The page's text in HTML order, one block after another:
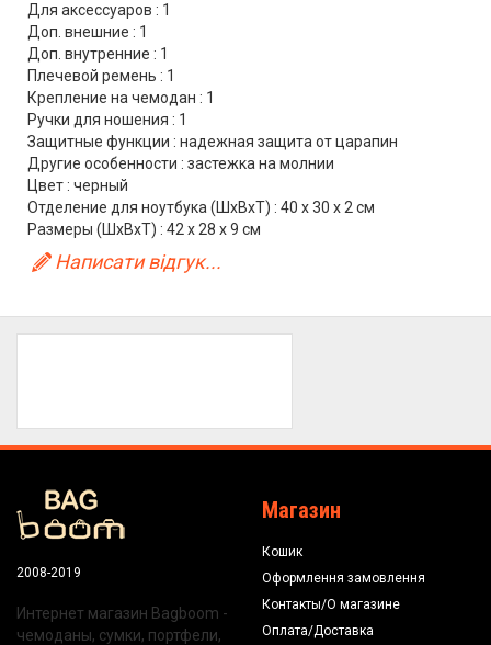
Для аксессуаров : 1
Доп. внешние : 1
Доп. внутренние : 1
Плечевой ремень : 1
Крепление на чемодан : 1
Ручки для ношения : 1
Защитные функции : надежная защита от царапин
Другие особенности : застежка на молнии
Цвет : черный
Отделение для ноутбука (ШхВхТ) : 40 х 30 х 2 см
Размеры (ШхВхТ) : 42 х 28 х 9 см
Написати відгук...
2008-2019
Интернет магазин Bagboom -
чемоданы, сумки, портфели,
Магазин
Кошик
Оформлення замовлення
Контакты/О магазине
Оплата/Доставка